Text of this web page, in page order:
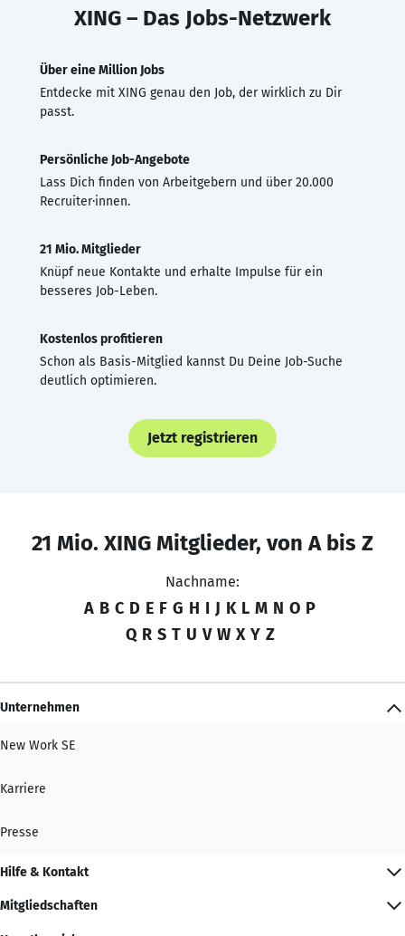
XING – Das Jobs-Netzwerk
Über eine Million Jobs
Entdecke mit XING genau den Job, der wirklich zu Dir
passt.
Persönliche Job-Angebote
Lass Dich finden von Arbeitgebern und über 20.000
Recruiter·innen.
21 Mio. Mitglieder
Knüpf neue Kontakte und erhalte Impulse für ein
besseres Job-Leben.
Kostenlos profitieren
Schon als Basis-Mitglied kannst Du Deine Job-Suche
deutlich optimieren.
Jetzt registrieren
21 Mio. XING Mitglieder, von A bis Z
Nachname:
A B C D E F G H I J K L M N O P
Q R S T U V W X Y Z
Unternehmen
New Work SE
Karriere
Presse
Hilfe & Kontakt
Mitgliedschaften